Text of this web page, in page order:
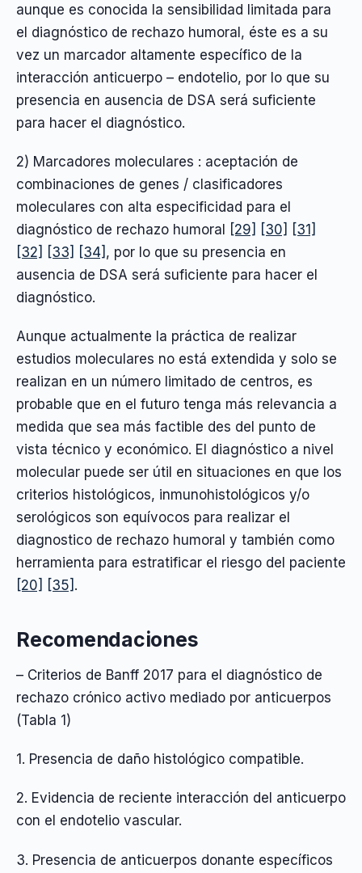
aunque es conocida la sensibilidad limitada para
el diagnóstico de rechazo humoral, éste es a su
vez un marcador altamente específico de la
interacción anticuerpo – endotelio, por lo que su
presencia en ausencia de DSA será suficiente
para hacer el diagnóstico.
2) Marcadores moleculares : aceptación de
combinaciones de genes / clasificadores
moleculares con alta especificidad para el
diagnóstico de rechazo humoral
[29] [30] [31]
[32] [33] [34] , por lo que su presencia en
ausencia de DSA será suficiente para hacer el
diagnóstico.
Aunque actualmente la práctica de realizar
estudios moleculares no está extendida y solo se
realizan en un número limitado de centros, es
probable que en el futuro tenga más relevancia a
medida que sea más factible des del punto de
vista técnico y económico. El diagnóstico a nivel
molecular puede ser útil en situaciones en que los
criterios histológicos, inmunohistológicos y/o
serológicos son equívocos para realizar el
diagnostico de rechazo humoral y también como
herramienta para estratificar el riesgo del paciente
[20] [35] .
Recomendaciones
– Criterios de Banff 2017 para el diagnóstico de
rechazo crónico activo mediado por anticuerpos
(Tabla 1)
1. Presencia de daño histológico compatible.
2. Evidencia de reciente interacción del anticuerpo
con el endotelio vascular.
3. Presencia de anticuerpos donante específicos